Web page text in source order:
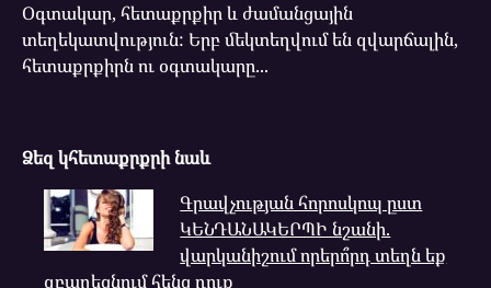
Օգտակար, հետաքրքիր և ժամանցային
տեղեկատվություն: Երբ մեկտեղվում են զվարճալին,
հետաքրքիրն ու օգտակարը...
Ձեզ կհետաքրքրի նաև
Գրավչության հորոսկոպ ըստ
ԿԵՆԴԱՆԱԿԵՐՊԻ նշանի.
վարկանիշում որերո՞րդ տեղն եք
զբաղեցնում հենց դուք